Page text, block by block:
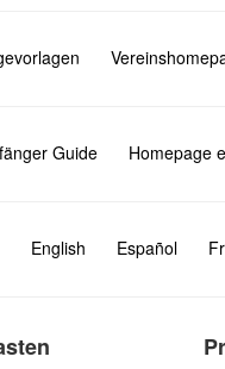
Guide Homepage
English Español